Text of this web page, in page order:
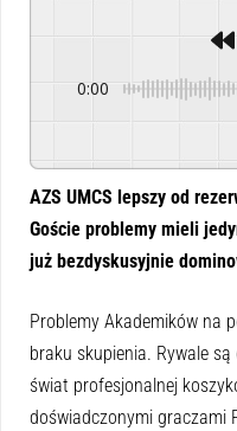
0:00
AZS UMCS lepszy od
Goście problemy mieli
już bezdyskusyjnie
Problemy Akademików na
braku skupienia. Rywale
świat profesjonalnej
doświadczonymi graczami